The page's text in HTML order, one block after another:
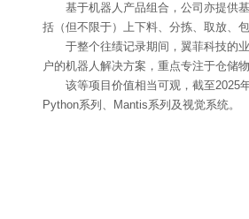
基于机器人产品组合，公司亦提供
括（但不限于）上下料、分拣、取放、
于整个往绩记录期间，翼菲科技的
户的机器人解决方案，重点专注于仓储
该等项目价值相当可观，截至2025
Python系列、Mantis系列及视觉系统。